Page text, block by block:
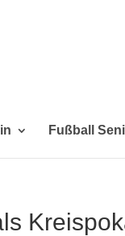
Fußball